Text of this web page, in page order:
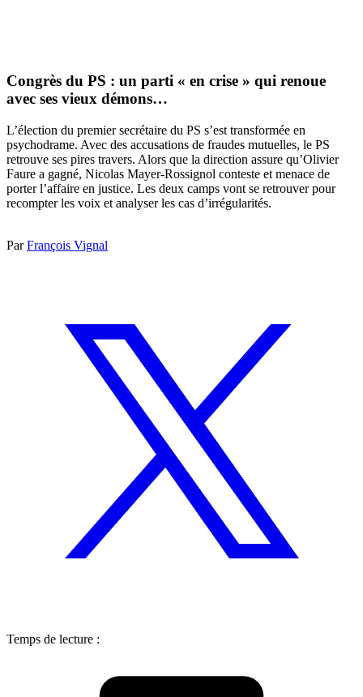
Congrès du PS : un parti « en crise » qui renoue
avec ses vieux démons…
L’élection du premier secrétaire du PS s’est transformée en
psychodrame. Avec des accusations de fraudes mutuelles, le PS
retrouve ses pires travers. Alors que la direction assure qu’Olivier
Faure a gagné, Nicolas Mayer-Rossignol conteste et menace de
porter l’affaire en justice. Les deux camps vont se retrouver pour
recompter les voix et analyser les cas d’irrégularités.
ParFrançois Vignal
Temps de lecture :